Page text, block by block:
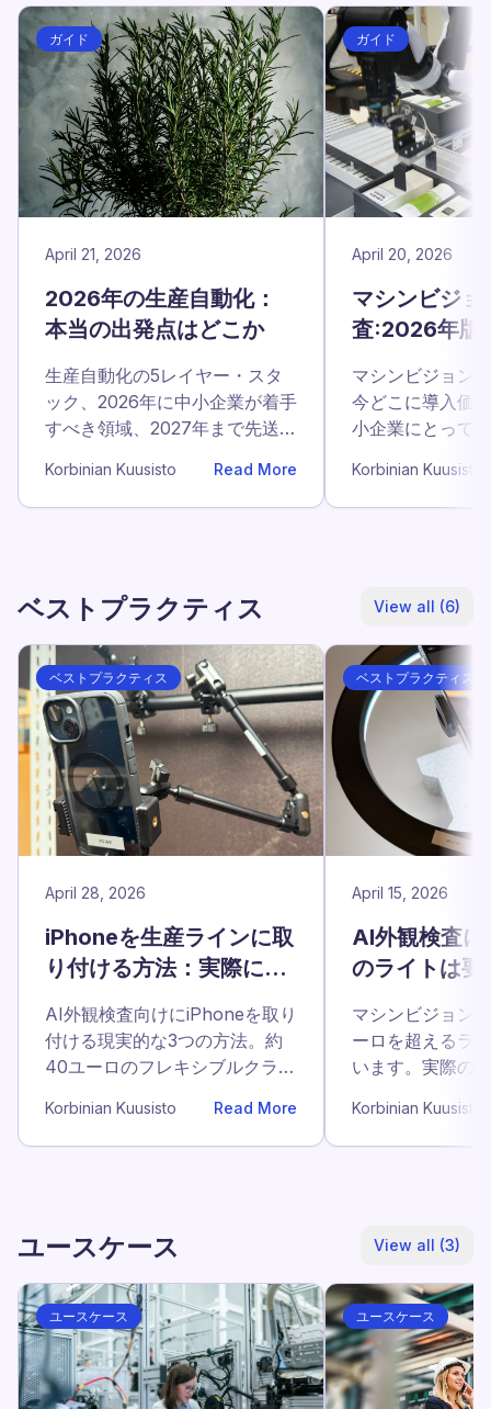
ガイド
April 21, 2026
2026年の生産自動化：
本当の出発点はどこか
生産自動化の5レイヤー・スタ
ック、2026年に中小企業が着手
すべき領域、2027年まで先送り
した。
Korbinian Kuusisto Read More
ガイド
April 20, 2026
マシンビジョ
査:2026年版
マシンビジョン
今どこに導入価
小企業にとって
ールをまとめま
Korbinian Kuusisto
ベストプラクティス View all (6)
ベストプラクティス
April 28, 2026
iPhoneを生産ラインに取
り付ける方法：実際に使
AI外観検査向けにiPhoneを取り
付ける現実的な3つの方法。約
40ユーロのフレキシブルクラン
ロファイル、ラインを移動させ
て使うチームに最適なSP
Korbinian Kuusisto Read More
ベストプラクティス
April 15, 2026
AI外観検査
のライトは要
マシンビジョン
ーロを超えるラ
います。実際の
サイドスポット
場で本当に効く
Korbinian Kuusisto
ユースケース View all (3)
ユースケース ユースケース